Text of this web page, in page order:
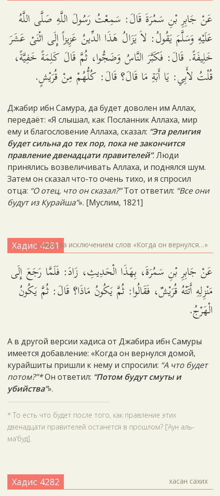
عَنْ جَابِرِ بْنِ سَمُرَةَ قَالَ: سَمِعْتُ رَسُولَ اللَّهِ صَلَّى اللَّهُ
عَلَيْهِ وَسَلَّمَ يَقُولُ: لاَ يَزَالُ هَذَا الدِّينُ عَزِيزاً إِلَى اثْنَىْ عَشَرَ
خَلِيفَةً. قَالَ: فَكَبَّرَ النَّاسُ وَضَجُّوا، ثُمَّ قَالَ كَلِمَةً خَفِيَّةً،
قُلْتُ لأَبِي: يَا أَبَةِ مَا قَالَ؟ قَالَ: كُلُّهُمْ مِنْ قُرَيْشٍ.
Джабир ибн Самура, да будет доволен им Аллах,
передаёт: «Я слышал, как Посланник Аллаха, мир
ему и благословение Аллаха, сказал: “Эта религия
будет сильна до тех пор, пока не закончится
правление двенадцати правителей”. Люди
принялись возвеличивать Аллаха, и поднялся шум.
Затем он сказал что-то очень тихо, и я спросил
отца: “О отец, что он сказал?”Тот ответил: “Все они
будут из Курайша”». [Муслим, 1821]
Хадис 4281сахих, за исключением слов «Когда он вернулся…»
عَنْ جَابِرِ بْنِ سَمُرَةَ، بِهَذَا الْحَدِيثِ، زَادَ: فَلَمَّا رَجَعَ إِلَى
مَنْزِلِهِ أَتَتْهُ قُرَيْشٌ، فَقَالُوا: ثُمَّ يَكُونُ مَاذَا؟ قَالَ: ثُمَّ يَكُونُ
الْهَرْجُ.
А в другой версии хадиса от Джабира ибн Самуры
имеется добавление: «Когда он вернулся домой,
курайшиты пришли к нему и спросили: “А что будет
потом?”*Он ответил: “Потом будут смуты и
убийства”».
* То есть что будет после того, как правление этих
двенадцати правителей останется в прошлом? [‘Аун аль-
ма‘буд].
Хадис 4282 хасан сахих